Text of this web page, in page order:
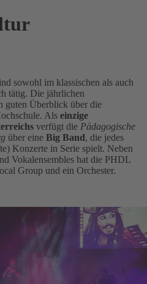
sowohl im klassischen als auch
tätig. Die jährlichen
guten Überblick über die
Als einzige
verfügt die Pädagogische
über eine Big Band, die jedes
Konzerte in Serie spielt. Neben
Vokalensembles hat die PHDL
Group und ein Orchester.